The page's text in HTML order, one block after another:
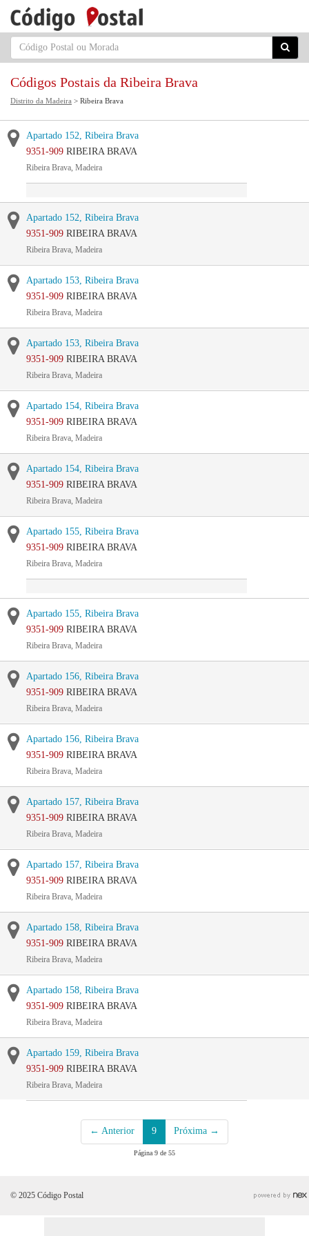
Códigos Postais da Ribeira Brava
Distrito da Madeira > Ribeira Brava
Apartado 152, Ribeira Brava
9351-909 RIBEIRA BRAVA
Ribeira Brava, Madeira
Apartado 152, Ribeira Brava
9351-909 RIBEIRA BRAVA
Ribeira Brava, Madeira
Apartado 153, Ribeira Brava
9351-909 RIBEIRA BRAVA
Ribeira Brava, Madeira
Apartado 153, Ribeira Brava
9351-909 RIBEIRA BRAVA
Ribeira Brava, Madeira
Apartado 154, Ribeira Brava
9351-909 RIBEIRA BRAVA
Ribeira Brava, Madeira
Apartado 154, Ribeira Brava
9351-909 RIBEIRA BRAVA
Ribeira Brava, Madeira
Apartado 155, Ribeira Brava
9351-909 RIBEIRA BRAVA
Ribeira Brava, Madeira
Apartado 155, Ribeira Brava
9351-909 RIBEIRA BRAVA
Ribeira Brava, Madeira
Apartado 156, Ribeira Brava
9351-909 RIBEIRA BRAVA
Ribeira Brava, Madeira
Apartado 156, Ribeira Brava
9351-909 RIBEIRA BRAVA
Ribeira Brava, Madeira
Apartado 157, Ribeira Brava
9351-909 RIBEIRA BRAVA
Ribeira Brava, Madeira
Apartado 157, Ribeira Brava
9351-909 RIBEIRA BRAVA
Ribeira Brava, Madeira
Apartado 158, Ribeira Brava
9351-909 RIBEIRA BRAVA
Ribeira Brava, Madeira
Apartado 158, Ribeira Brava
9351-909 RIBEIRA BRAVA
Ribeira Brava, Madeira
Apartado 159, Ribeira Brava
9351-909 RIBEIRA BRAVA
Ribeira Brava, Madeira
← Anterior 9 Próxima →
Página 9 de 55
© 2025 Código Postal